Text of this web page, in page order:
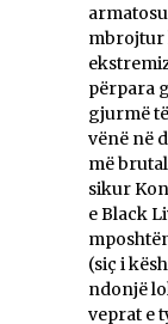
mbrojtur
përpara
gjurmë
vënë në
më
sikur
e Black
(siç i
ndonjë
veprat e